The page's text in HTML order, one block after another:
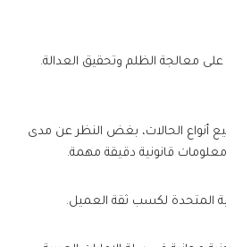
معالجة الظلم وتحقيق العدالة.
أنواع الحالات، بغض النظر عن مدى
قانونية دقيقة مهمة.
المتحدة لكسب ثقة العميل.